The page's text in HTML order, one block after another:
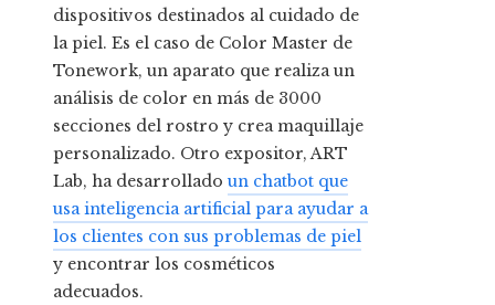
dispositivos destinados al cuidado de
la piel. Es el caso de Color Master de
Tonework, un aparato que realiza un
análisis de color en más de 3000
secciones del rostro y crea maquillaje
personalizado. Otro expositor, ART
Lab, ha desarrollado un chatbot que
usa inteligencia artificial para ayudar a
los clientes con sus problemas de piel
y encontrar los cosméticos
adecuados.